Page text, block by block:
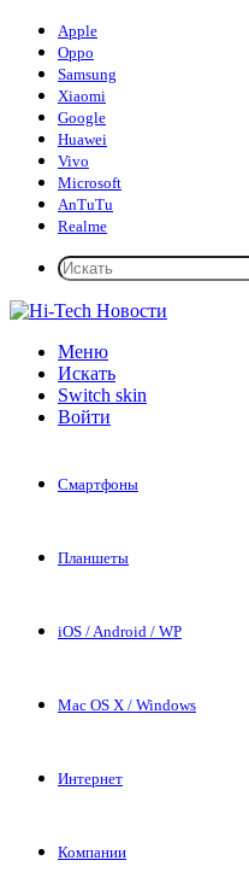
Apple
Oppo
Samsung
Xiaomi
Google
Huawei
Vivo
Microsoft
AnTuTu
Realme
Меню
Искать
Switch skin
Войти
Смартфоны
Планшеты
iOS / Android / WP
Mac OS X / Windows
Интернет
Компании